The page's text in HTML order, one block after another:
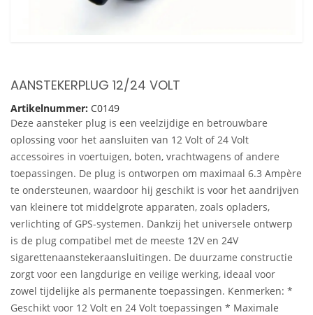
AANSTEKERPLUG 12/24 VOLT
Artikelnummer: C0149
Deze aansteker plug is een veelzijdige en betrouwbare
oplossing voor het aansluiten van 12 Volt of 24 Volt
accessoires in voertuigen, boten, vrachtwagens of andere
toepassingen. De plug is ontworpen om maximaal 6.3 Ampère
te ondersteunen, waardoor hij geschikt is voor het aandrijven
van kleinere tot middelgrote apparaten, zoals opladers,
verlichting of GPS-systemen. Dankzij het universele ontwerp
is de plug compatibel met de meeste 12V en 24V
sigarettenaanstekeraansluitingen. De duurzame constructie
zorgt voor een langdurige en veilige werking, ideaal voor
zowel tijdelijke als permanente toepassingen. Kenmerken: *
Geschikt voor 12 Volt en 24 Volt toepassingen * Maximale